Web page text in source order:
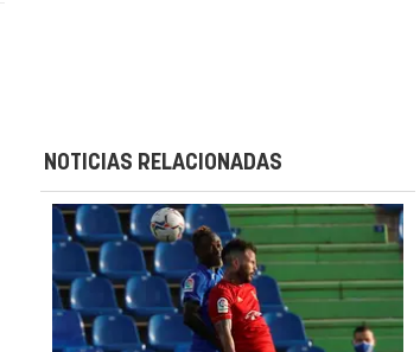
NOTICIAS RELACIONADAS